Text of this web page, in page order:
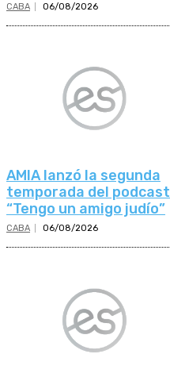
CABA 06/08/2026
AMIA lanzó la segunda
temporada del podcast
“Tengo un amigo judío”
CABA 06/08/2026